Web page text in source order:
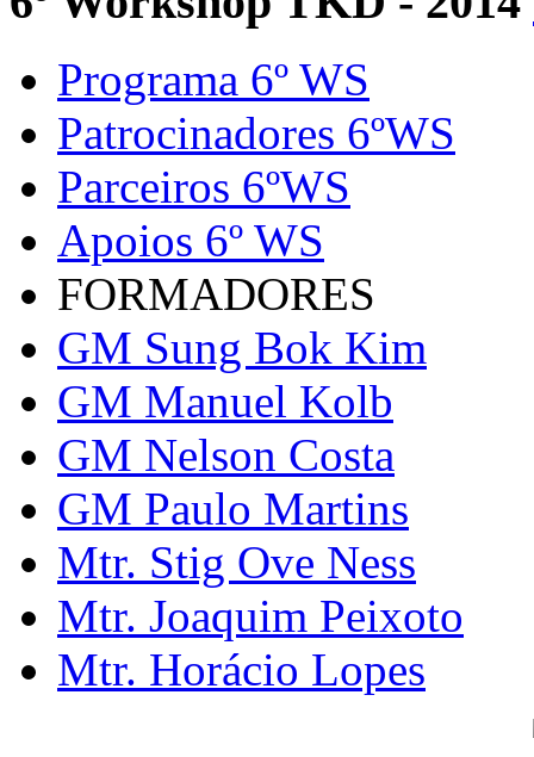
Programa 6º WS
Patrocinadores 6ºWS
Parceiros 6ºWS
Apoios 6º WS
FORMADORES
GM Sung Bok Kim
GM Manuel Kolb
GM Nelson Costa
GM Paulo Martins
Mtr. Stig Ove Ness
Mtr. Joaquim Peixoto
Mtr. Horácio Lopes